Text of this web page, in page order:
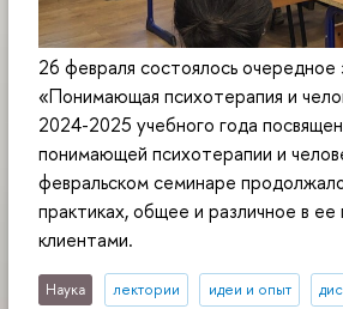
26 февраля состоялось очередное
«Понимающая психотерапия и
2024-2025 учебного года
понимающей психотерапии и
февральском семинаре
практиках, общее и различное в
клиентами.
Наука лектории идеи и опыт